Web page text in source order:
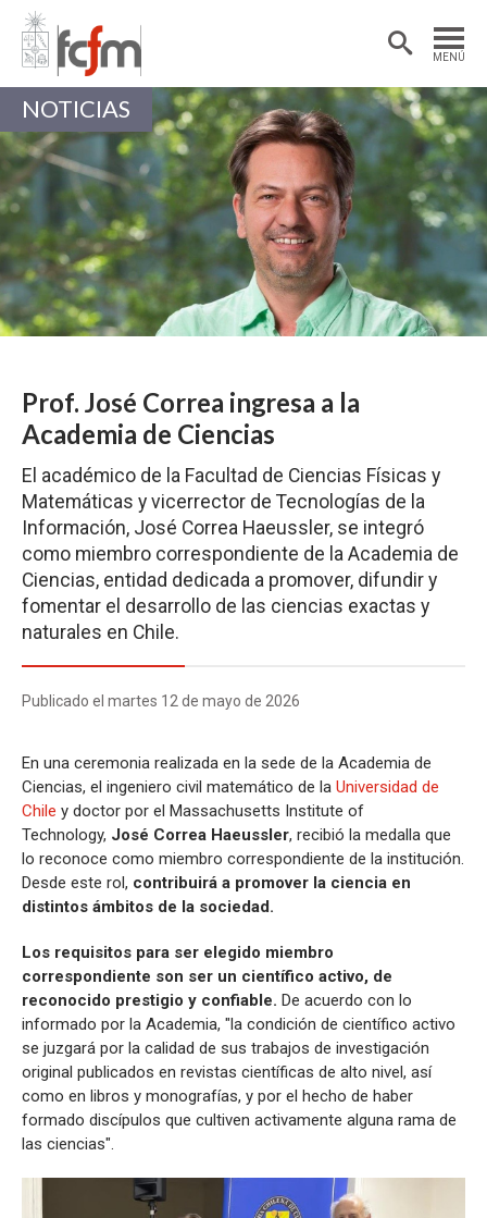
MENÚ
Estudiantes
Académicas/os
NOTICIAS
Prof. José Correa ingresa a la
Academia de Ciencias
El académico de la Facultad de Ciencias Físicas y
Matemáticas y vicerrector de Tecnologías de la
Información, José Correa Haeussler, se integró
como miembro correspondiente de la Academia de
Ciencias, entidad dedicada a promover, difundir y
fomentar el desarrollo de las ciencias exactas y
naturales en Chile.
Publicado el martes 12 de mayo de 2026
En una ceremonia realizada en la sede de la Academia de
Ciencias, el ingeniero civil matemático de la Universidad de
Chile y doctor por el Massachusetts Institute of
Technology, José Correa Haeussler, recibió la medalla que
lo reconoce como miembro correspondiente de la institución.
Desde este rol, contribuirá a promover la ciencia en
distintos ámbitos de la sociedad.
Los requisitos para ser elegido miembro
correspondiente son ser un científico activo, de
reconocido prestigio y confiable. De acuerdo con lo
informado por la Academia, "la condición de científico activo
se juzgará por la calidad de sus trabajos de investigación
original publicados en revistas científicas de alto nivel, así
como en libros y monografías, y por el hecho de haber
formado discípulos que cultiven activamente alguna rama de
las ciencias".